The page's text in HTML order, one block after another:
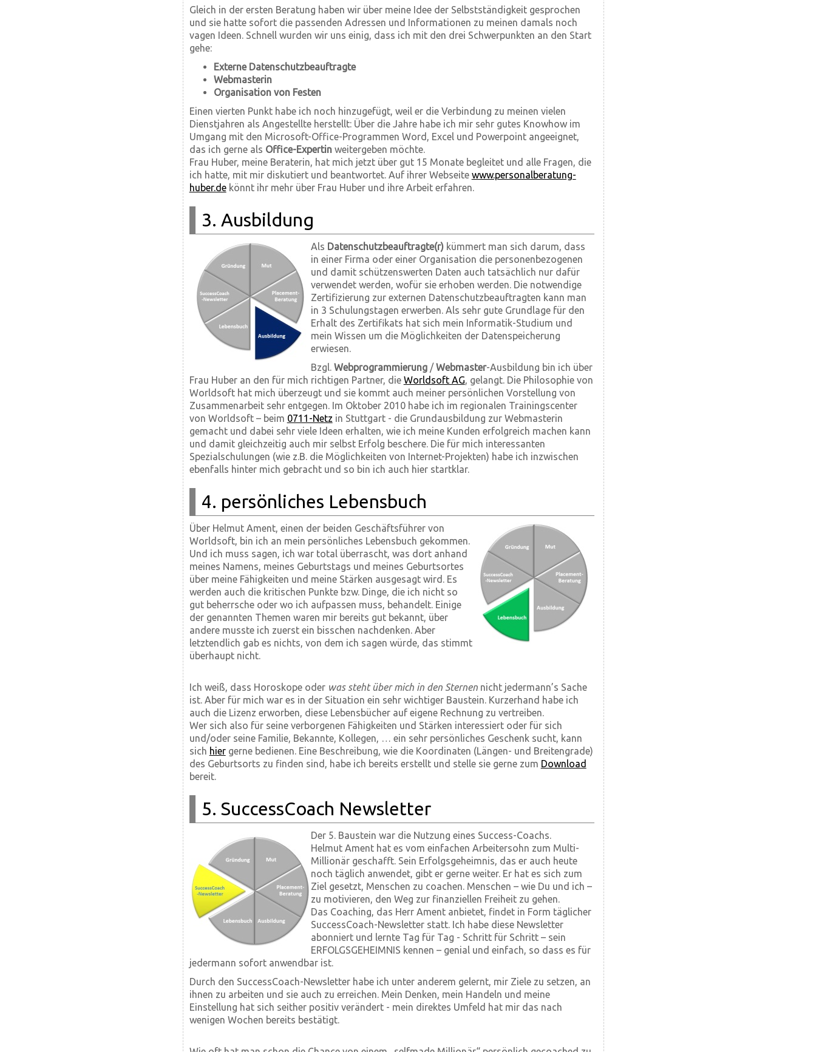
Gleich in der ersten Beratung haben wir über meine Idee der Selbstständigkeit gesprochen
und sie hatte sofort die passenden Adressen und Informationen zu meinen damals noch
vagen Ideen. Schnell wurden wir uns einig, dass ich mit den drei Schwerpunkten an den Start
gehe:
Externe Datenschutzbeauftragte
Webmasterin
Organisation von Festen
Einen vierten Punkt habe ich noch hinzugefügt, weil er die Verbindung zu meinen vielen
Dienstjahren als Angestellte herstellt: Über die Jahre habe ich mir sehr gutes Knowhow im
Umgang mit den Microsoft-Office-Programmen Word, Excel und Powerpoint angeeignet,
das ich gerne als Office-Expertin weitergeben möchte.
Frau Huber, meine Beraterin, hat mich jetzt über gut 15 Monate begleitet und alle Fragen, die
ich hatte, mit mir diskutiert und beantwortet. Auf ihrer Webseite www.personalberatung-
huber.dekönnt ihr mehr über Frau Huber und ihre Arbeit erfahren.
3. Ausbildung
Als Datenschutzbeauftragte(r)kümmert man sich darum, dass
in einer Firma oder einer Organisation die personenbezogenen
und damit schützenswerten Daten auch tatsächlich nur dafür
verwendet werden, wofür sie erhoben werden. Die notwendige
Zertifizierung zur externen Datenschutzbeauftragten kann man
in 3 Schulungstagen erwerben. Als sehr gute Grundlage für den
Erhalt des Zertifikats hat sich mein Informatik-Studium und
mein Wissen um die Möglichkeiten der Datenspeicherung
erwiesen.
Bzgl. Webprogrammierung/Webmaster-Ausbildung bin ich über
Frau Huber an den für mich richtigen Partner, die Worldsoft AG, gelangt. Die Philosophie von
Worldsoft hat mich überzeugt und sie kommt auch meiner persönlichen Vorstellung von
Zusammenarbeit sehr entgegen. Im Oktober 2010 habe ich im regionalen Trainingscenter
von Worldsoft – beim 0711-Netz in Stuttgart - die Grundausbildung zur Webmasterin
gemacht und dabei sehr viele Ideen erhalten, wie ich meine Kunden erfolgreich machen kann
und damit gleichzeitig auch mir selbst Erfolg beschere. Die für mich interessanten
Spezialschulungen (wie z.B. die Möglichkeiten von Internet-Projekten) habe ich inzwischen
ebenfalls hinter mich gebracht und so bin ich auch hier startklar.
4. persönliches Lebensbuch
Über Helmut Ament, einen der beiden Geschäftsführer von
Worldsoft, bin ich an mein persönliches Lebensbuch gekommen.
Und ich muss sagen, ich war total überrascht, was dort anhand
meines Namens, meines Geburtstags und meines Geburtsortes
über meine Fähigkeiten und meine Stärken ausgesagt wird. Es
werden auch die kritischen Punkte bzw. Dinge, die ich nicht so
gut beherrsche oder wo ich aufpassen muss, behandelt. Einige
der genannten Themen waren mir bereits gut bekannt, über
andere musste ich zuerst ein bisschen nachdenken. Aber
letztendlich gab es nichts, von dem ich sagen würde, das stimmt
überhaupt nicht.
Ich weiß, dass Horoskope oder was steht über mich in den Sternen nicht jedermann’s Sache
ist. Aber für mich war es in der Situation ein sehr wichtiger Baustein. Kurzerhand habe ich
auch die Lizenz erworben, diese Lebensbücher auf eigene Rechnung zu vertreiben.
Wer sich also für seine verborgenen Fähigkeiten und Stärken interessiert oder für sich
und/oder seine Familie, Bekannte, Kollegen, … ein sehr persönliches Geschenk sucht, kann
sich hiergerne bedienen. Eine Beschreibung, wie die Koordinaten (Längen- und Breitengrade)
des Geburtsorts zu finden sind, habe ich bereits erstellt und stelle sie gerne zum Download
bereit.
5. SuccessCoach Newsletter
Der 5. Baustein war die Nutzung eines Success-Coachs.
Helmut Ament hat es vom einfachen Arbeitersohn zum Multi-
Millionär geschafft. Sein Erfolgsgeheimnis, das er auch heute
noch täglich anwendet, gibt er gerne weiter. Er hat es sich zum
Ziel gesetzt, Menschen zu coachen. Menschen – wie Du und ich –
zu motivieren, den Weg zur finanziellen Freiheit zu gehen.
Das Coaching, das Herr Ament anbietet, findet in Form täglicher
SuccessCoach-Newsletter statt. Ich habe diese Newsletter
abonniert und lernte Tag für Tag - Schritt für Schritt – sein
ERFOLGSGEHEIMNIS kennen – genial und einfach, so dass es für
jedermann sofort anwendbar ist.
Durch den SuccessCoach-Newsletter habe ich unter anderem gelernt, mir Ziele zu setzen, an
ihnen zu arbeiten und sie auch zu erreichen. Mein Denken, mein Handeln und meine
Einstellung hat sich seither positiv verändert - mein direktes Umfeld hat mir das nach
wenigen Wochen bereits bestätigt.